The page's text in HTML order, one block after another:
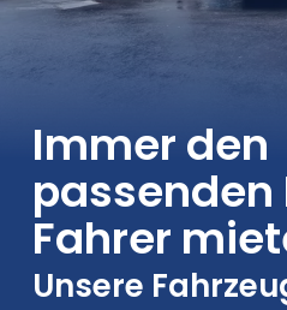
Immer den
passenden
Fahrer
Unsere